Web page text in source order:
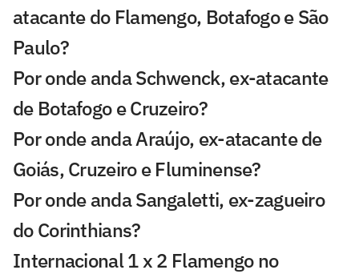
atacante do Flamengo, Botafogo e São
Paulo?
Por onde anda Schwenck, ex-atacante
de Botafogo e Cruzeiro?
Por onde anda Araújo, ex-atacante de
Goiás, Cruzeiro e Fluminense?
Por onde anda Sangaletti, ex-zagueiro
do Corinthians?
Internacional 1 x 2 Flamengo no